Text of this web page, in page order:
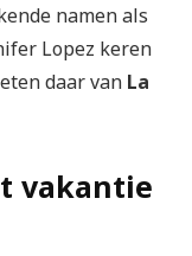
namen als
Lopez keren
daar van La
vakantie